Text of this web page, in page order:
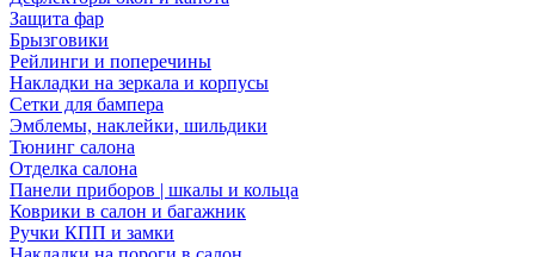
Защита фар
Брызговики
Рейлинги и поперечины
Накладки на зеркала и корпусы
Сетки для бампера
Эмблемы, наклейки, шильдики
Тюнинг салона
Отделка салона
Панели приборов | шкалы и кольца
Коврики в салон и багажник
Ручки КПП и замки